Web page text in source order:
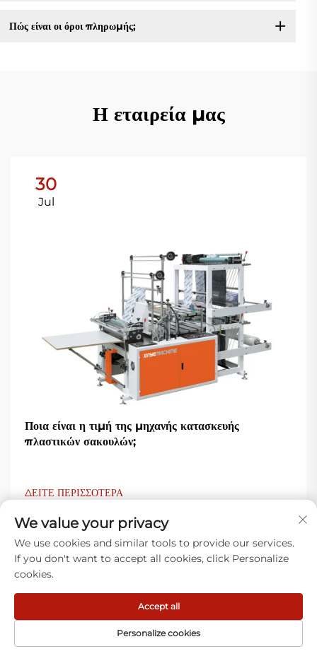
Πώς είναι οι όροι πληρωμής;
Η εταιρεία μας
30
Jul
Ποια είναι η τιμή της μηχανής κατασκευής
πλαστικών σακουλών;
ΔΕΙΤΕ ΠΕΡΙΣΣΟΤΕΡΑ
Τι λένε οι πελάτες μας
We value your privacy
We use cookies and similar tools to provide our services.
If you don't want to accept all cookies, click Personalize
cookies.
Personalize cookies
Accept all